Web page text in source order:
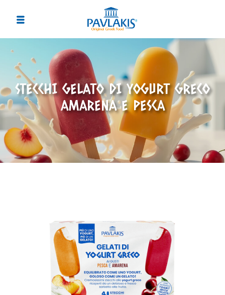
STECCHI GELATO DI YOGURT GRECO
AMARENA E PESCA